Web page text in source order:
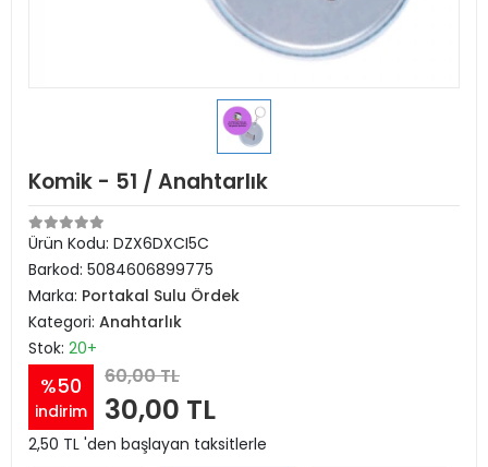
Komik - 51 / Anahtarlık
Ürün Kodu: DZX6DXCI5C
Barkod: 5084606899775
Marka: Portakal Sulu Ördek
Kategori: Anahtarlık
Stok: 20+
%50
indirim
60,00 TL
30,00 TL
2,50 TL 'den başlayan taksitlerle